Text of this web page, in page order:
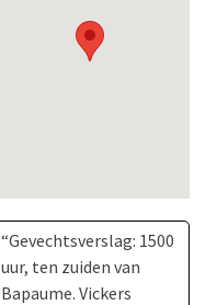
“Gevechtsverslag: 1500
uur, ten zuiden van
Bapaume. Vickers